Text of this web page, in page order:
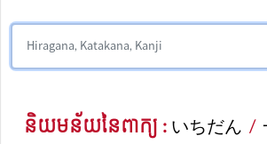
និយមន័យនៃពាក្យ :いちだん /